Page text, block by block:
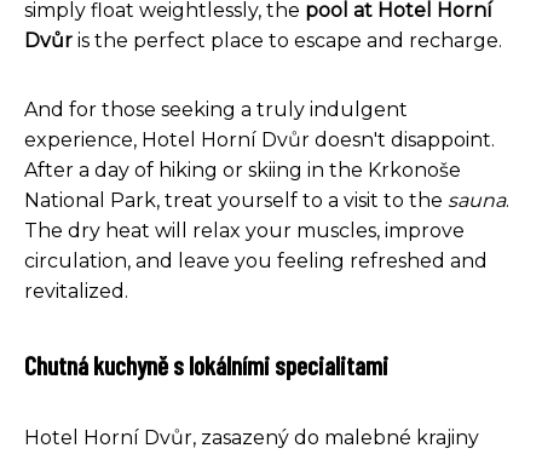
simply float weightlessly, the pool at Hotel Horní
Dvůr is the perfect place to escape and recharge.
And for those seeking a truly indulgent
experience, Hotel Horní Dvůr doesn't disappoint.
After a day of hiking or skiing in the Krkonoše
National Park, treat yourself to a visit to the sauna.
The dry heat will relax your muscles, improve
circulation, and leave you feeling refreshed and
revitalized.
Chutná kuchyně s lokálními specialitami
Hotel Horní Dvůr, zasazený do malebné krajiny